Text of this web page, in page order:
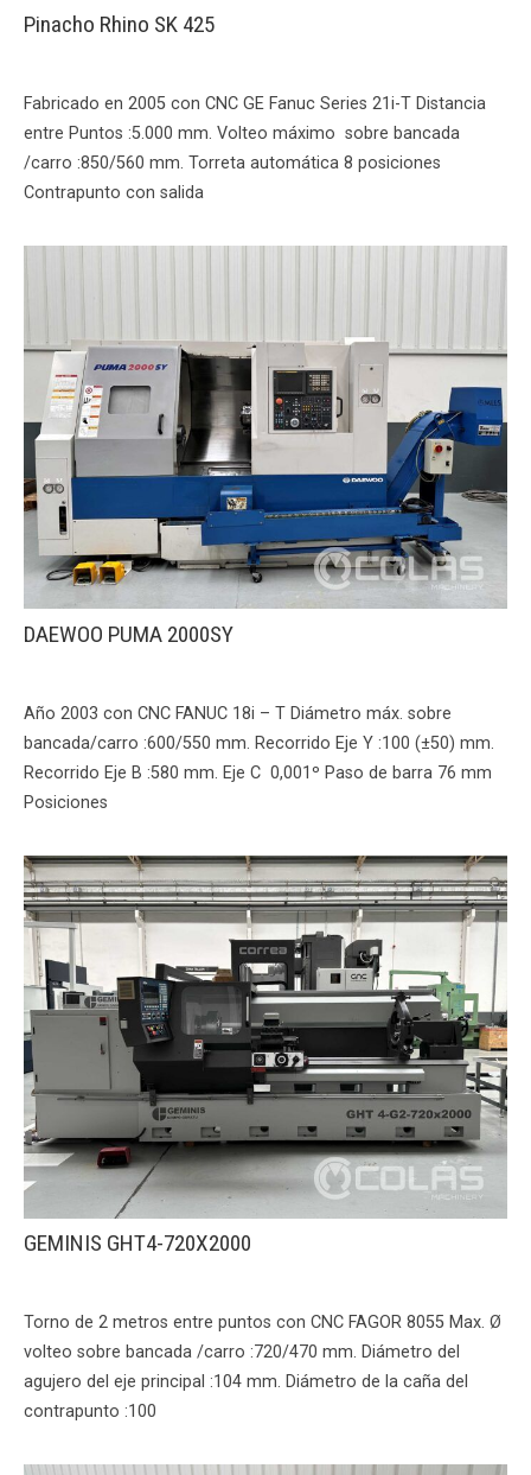
Pinacho Rhino SK 425
Fabricado en 2005 con CNC GE Fanuc Series 21i-T Distancia
entre Puntos :5.000 mm. Volteo máximo sobre bancada
/carro :850/560 mm. Torreta automática 8 posiciones
Contrapunto con salida
DAEWOO PUMA 2000SY
Año 2003 con CNC FANUC 18i – T Diámetro máx. sobre
bancada/carro :600/550 mm. Recorrido Eje Y :100 (±50) mm.
Recorrido Eje B :580 mm. Eje C 0,001º Paso de barra 76 mm
Posiciones
GEMINIS GHT4-720X2000
Torno de 2 metros entre puntos con CNC FAGOR 8055 Max. Ø
volteo sobre bancada /carro :720/470 mm. Diámetro del
agujero del eje principal :104 mm. Diámetro de la caña del
contrapunto :100